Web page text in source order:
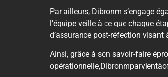
Par ailleurs, Dibronm s’engage
l’équipe veille à ce que chaque
d’assurance post-réfection
Ainsi, grâce à son savoir-faire